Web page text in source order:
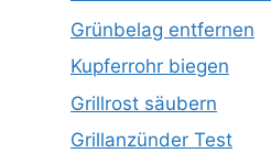
Grünbelag entfernen
Kupferrohr biegen
Grillrost säubern
Grillanzünder Test